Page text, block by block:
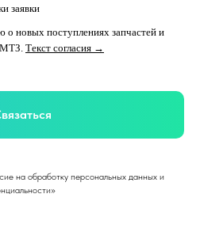
заявки
новых поступлениях запчастей и
МТЗ. Текст согласия →
на обработку персональных данных и